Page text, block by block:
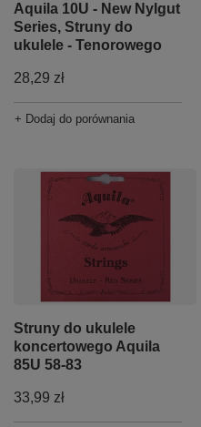
Aquila 10U - New Nylgut
Series, Struny do
ukulele - Tenorowego
28,29 zł
+ Dodaj do porównania
Struny do ukulele
koncertowego Aquila
85U 58-83
33,99 zł